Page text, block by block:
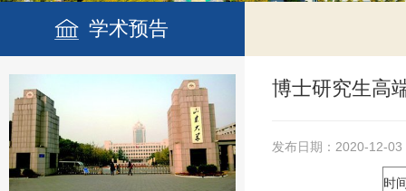
学术预告
博士研究生高
发布日期：2020-12-03
时